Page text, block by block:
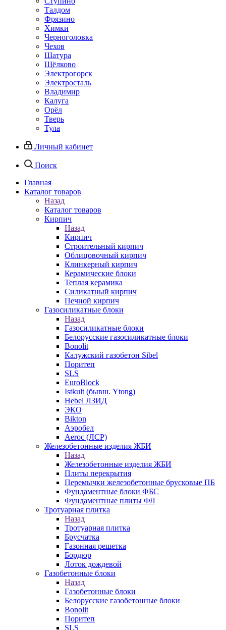
Талдом
Фрязино
Химки
Черноголовка
Чехов
Шатура
Щёлково
Электрогорск
Электросталь
Владимир
Калуга
Орёл
Тверь
Тула
Личный кабинет
Поиск
Главная
Каталог товаров
Назад
Каталог товаров
Кирпич
Назад
Кирпич
Строительный кирпич
Облицовочный кирпич
Клинкерный кирпич
Керамические блоки
Теплая керамика
Силикатный кирпич
Печной кирпич
Газосиликатные блоки
Назад
Газосиликатные блоки
Белорусские газосиликатные блоки
Bonolit
Калужский газобетон Sibel
Поритеп
SLS
EuroBlock
Istkult (бывш. Ytong)
Hebel ЛЗИД
ЭКО
Bikton
Аэробел
Aeroc (ЛСР)
Железобетонные изделия ЖБИ
Назад
Железобетонные изделия ЖБИ
Плиты перекрытия
Перемычки железобетонные брусковые ПБ
Фундаментные блоки ФБС
Фундаментные плиты ФЛ
Тротуарная плитка
Назад
Тротуарная плитка
Брусчатка
Газонная решетка
Бордюр
Лоток дождевой
Газобетонные блоки
Назад
Газобетонные блоки
Белорусские газобетонные блоки
Bonolit
Поритеп
SLS